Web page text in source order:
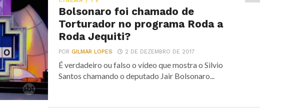
Bolsonaro foi chamado de
Torturador no programa Roda a
Roda Jequiti?
PORGILMAR LOPES 2 DE DEZEMBRO DE 2017
É verdadeiro ou falso o vídeo que mostra o Silvio
Santos chamando o deputado Jair Bolsonaro...